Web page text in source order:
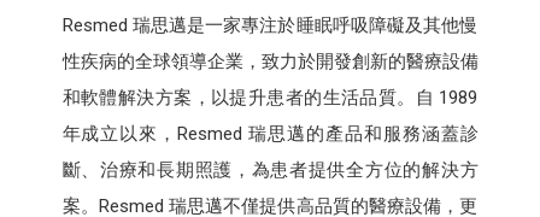
Resmed 瑞思邁是一家專注於睡眠呼吸障礙及其他慢
性疾病的全球領導企業，致力於開發創新的醫療設備
和軟體解決方案，以提升患者的生活品質。自 1989
年成立以來，Resmed 瑞思邁的產品和服務涵蓋診
斷、治療和長期照護，為患者提供全方位的解決方
案。Resmed 瑞思邁不僅提供高品質的醫療設備，更